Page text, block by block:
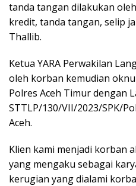
tanda tangan dilakukan
kredit, tanda tangan, selip
Thallib.
Ketua YARA Perwakilan
oleh korban kemudian
Polres Aceh Timur dengan
STTLP/130/VII/2023/SPK/
Aceh.
Klien kami menjadi korban
yang mengaku sebagai
kerugian yang dialami